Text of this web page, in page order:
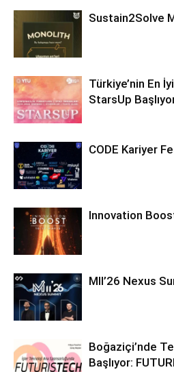
Sustain2Solve
Türkiye’nin En
StarsUp
CODE Kariyer
Innovation
MII’26 Nexus
Boğaziçi’nde
Başlıyor: